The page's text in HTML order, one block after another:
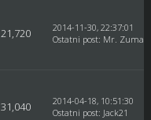
21,720
2014-11-30, 22:37:01
Ostatni post: Mr. Zuma
31,040
2014-04-18, 10:51:30
Ostatni post: Jack21